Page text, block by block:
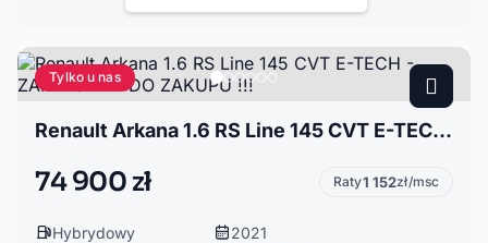
Tylko u nas
Renault Arkana 1.6 RS Line 145 CVT E-TECH - ZAPRASZAM DO ZAKUPU !!!
74 900 zł Raty1 152zł/msc
Hybrydowy
2021